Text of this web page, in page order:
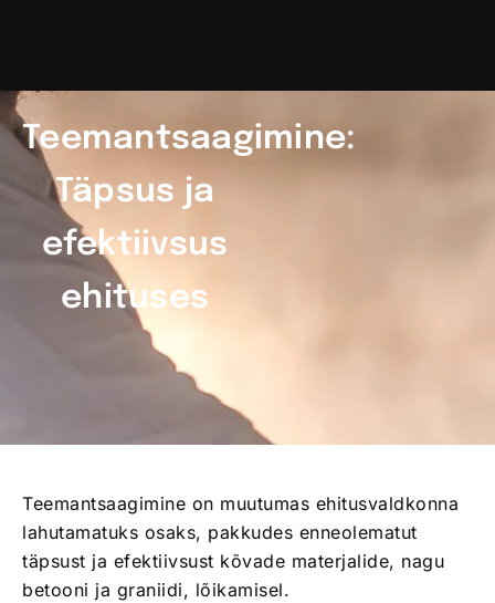
Teemantsaagimine:
Täpsus ja
efektiivsus
ehituses
Teemantsaagimine on muutumas ehitusvaldkonna
lahutamatuks osaks, pakkudes enneolematut
täpsust ja efektiivsust kõvade materjalide, nagu
betooni ja graniidi, lõikamisel.